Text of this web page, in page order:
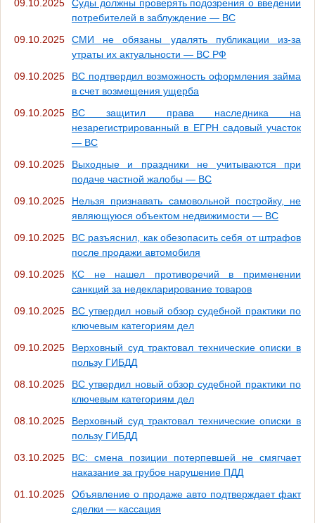
09.10.2025
Суды должны проверять подозрения о введении
потребителей в заблуждение — ВС
09.10.2025
СМИ не обязаны удалять публикации из-за
утраты их актуальности — ВС РФ
09.10.2025
ВС подтвердил возможность оформления займа
в счет возмещения ущерба
09.10.2025
ВС защитил права наследника на
незарегистрированный в ЕГРН садовый участок
— ВС
09.10.2025
Выходные и праздники не учитываются при
подаче частной жалобы — ВС
09.10.2025
Нельзя признавать самовольной постройку, не
являющуюся объектом недвижимости — ВС
09.10.2025
ВС разъяснил, как обезопасить себя от штрафов
после продажи автомобиля
09.10.2025
КС не нашел противоречий в применении
санкций за недекларирование товаров
09.10.2025
ВС утвердил новый обзор судебной практики по
ключевым категориям дел
09.10.2025
Верховный суд трактовал технические описки в
пользу ГИБДД
08.10.2025
ВС утвердил новый обзор судебной практики по
ключевым категориям дел
08.10.2025
Верховный суд трактовал технические описки в
пользу ГИБДД
03.10.2025
ВС: смена позиции потерпевшей не смягчает
наказание за грубое нарушение ПДД
01.10.2025
Объявление о продаже авто подтверждает факт
сделки — кассация